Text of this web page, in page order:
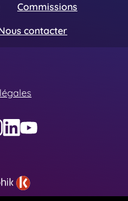
Commissions
contacter